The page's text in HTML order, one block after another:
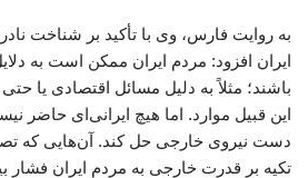
به روایت فارس، وی با تأکید بر شناخت
ایران افزود: مردم ایران ممکن است به
باشند؛ مثلاً به دلیل مسائل اقتصادی یا
این قبیل موارد. اما هیچ ایرانی‌ای حاضر
دست نیروی خارجی حل کند. آن‌هایی که
تکیه بر قدرت خارجی به مردم ایران فشار